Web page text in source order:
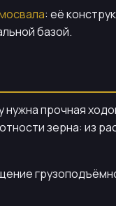
: её
базой.
прочная
зерна: из